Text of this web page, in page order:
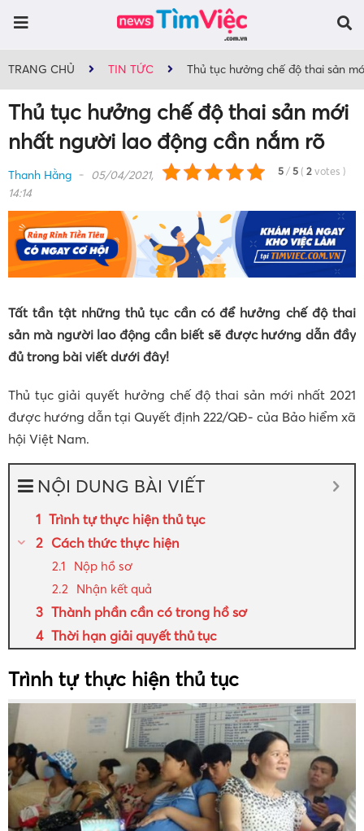
TRANG CHỦ TIN TỨC Thủ tục hưởng chế độ thai sản
Thủ tục hưởng chế độ thai sản mới
nhất người lao động cần nắm rõ
5 / 5 ( 2 votes )
Thanh Hằng
05/04/2021,
14:14
Tất tần tật những thủ tục cần có để hưởng chế độ thai
sản mà người lao động cần biết sẽ được hướng dẫn đầy
đủ trong bài viết dưới đây!
Thủ tục giải quyết hưởng chế độ thai sản mới nhất 2021
được hướng dẫn tại Quyết định 222/QĐ- của Bảo hiểm xã
hội Việt Nam.
NỘI DUNG BÀI VIẾT
Trình tự thực hiện thủ tục
Cách thức thực hiện
Nộp hồ sơ
Nhận kết quả
Thành phần cần có trong hồ sơ
Thời hạn giải quyết thủ tục
Trình tự thực hiện thủ tục